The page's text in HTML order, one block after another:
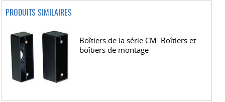
PRODUITS SIMILAIRES
Boîtiers de la série CM: Boîtiers et
boîtiers de montage